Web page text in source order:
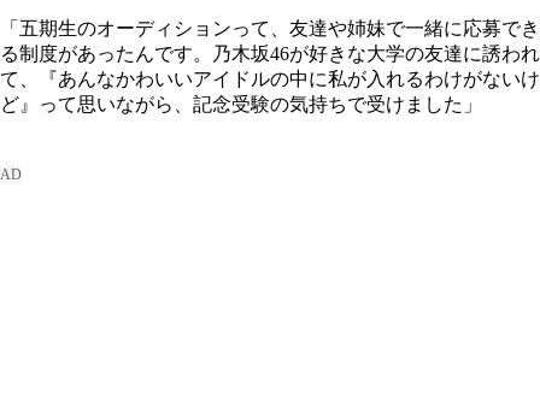
「五期生のオーディションって、友達や姉妹で一緒に応募でき
る制度があったんです。乃木坂46が好きな大学の友達に誘われ
て、『あんなかわいいアイドルの中に私が入れるわけがないけ
ど』って思いながら、記念受験の気持ちで受けました」